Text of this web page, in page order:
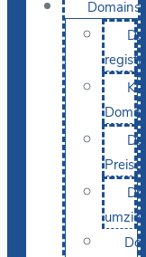
Domains
KI-
Preise